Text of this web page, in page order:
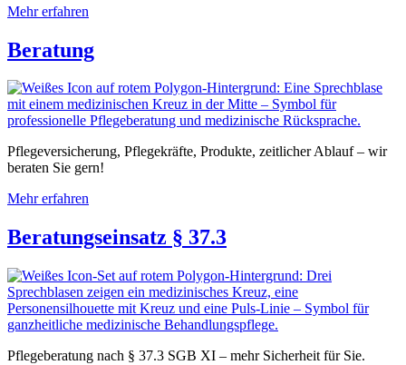
Mehr erfahren
Beratung
Pflegeversicherung, Pflegekräfte, Produkte, zeitlicher Ablauf – wir
beraten Sie gern!
Mehr erfahren
Beratungseinsatz § 37.3
Pflegeberatung nach § 37.3 SGB XI – mehr Sicherheit für Sie.